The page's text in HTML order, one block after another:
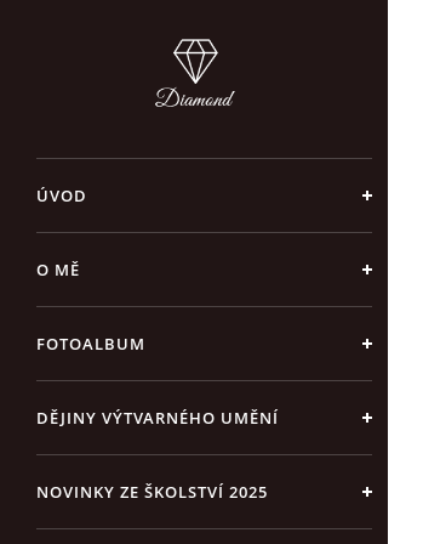
ÚVOD
O MĚ
FOTOALBUM
DĚJINY VÝTVARNÉHO UMĚNÍ
NOVINKY ZE ŠKOLSTVÍ 2025